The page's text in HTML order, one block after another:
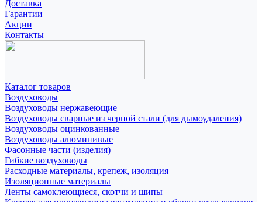
Доставка
Гарантии
Акции
Контакты
Каталог товаров
Воздуховоды
Воздуховоды нержавеющие
Воздуховоды сварные из черной стали (для дымоудаления)
Воздуховоды оцинкованные
Воздуховоды алюминивые
Фасонные части (изделия)
Гибкие воздуховоды
Расходные материалы, крепеж, изоляция
Изоляционные материалы
Ленты самоклеющиеся, скотчи и шипы